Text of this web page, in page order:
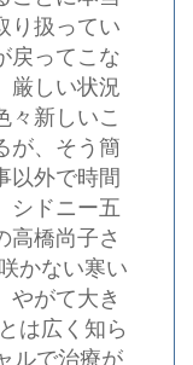
り扱ってい
戻ってこな
厳しい状況
々新しいこ
が、そう簡
以外で時間
シドニー五
高橋尚子さ
かない寒い
やがて大き
は広く知ら
ルで治療が